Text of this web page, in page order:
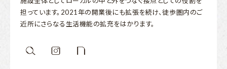
担っています。2021年の開業後にも拡張を続け、徒歩圏内のご
近所にさらなる生活機能の拡充をはかります。